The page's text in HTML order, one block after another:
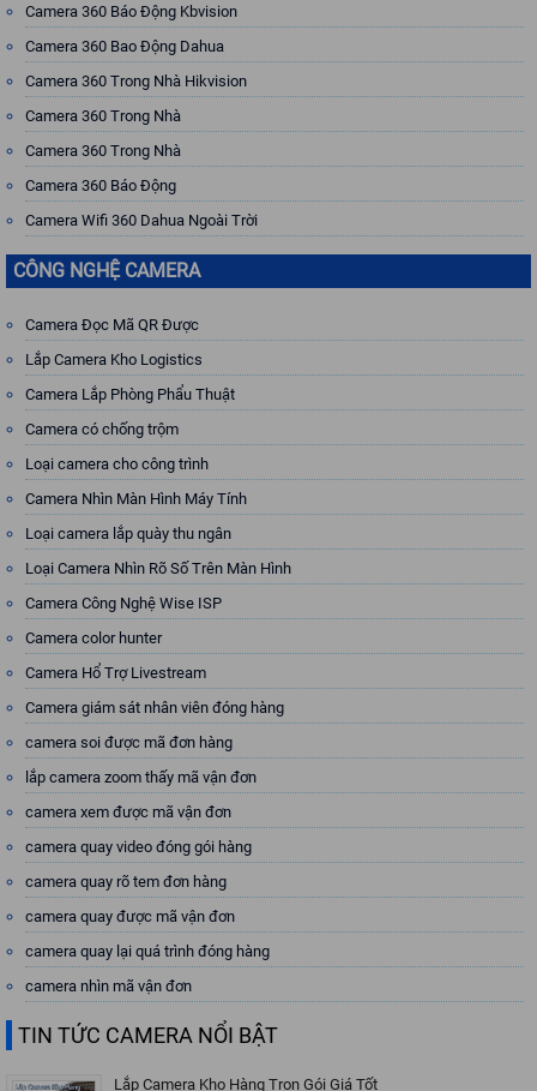
Camera 360 Báo Động Kbvision
Camera 360 Bao Động Dahua
Camera 360 Trong Nhà Hikvision
Camera 360 Trong Nhà
Camera 360 Trong Nhà
Camera 360 Báo Động
Camera Wifi 360 Dahua Ngoài Trời
CÔNG NGHỆ CAMERA
Camera Đọc Mã QR Được
Lắp Camera Kho Logistics
Camera Lắp Phòng Phẩu Thuật
Camera có chống trộm
Loại camera cho công trình
Camera Nhìn Màn Hình Máy Tính
Loại camera lắp quày thu ngân
Loại Camera Nhìn Rõ Số Trên Màn Hình
Camera Công Nghệ Wise ISP
Camera color hunter
Camera Hổ Trợ Livestream
Camera giám sát nhân viên đóng hàng
camera soi được mã đơn hàng
lắp camera zoom thấy mã vận đơn
camera xem được mã vận đơn
camera quay video đóng gói hàng
camera quay rõ tem đơn hàng
camera quay được mã vận đơn
camera quay lại quá trình đóng hàng
camera nhìn mã vận đơn
TIN TỨC CAMERA NỔI BẬT
Lắp Camera Kho Hàng Trọn Gói Giá Tốt